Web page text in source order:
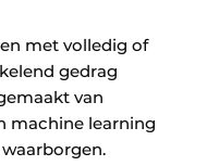
met volledig of
gedrag
van
machine learning